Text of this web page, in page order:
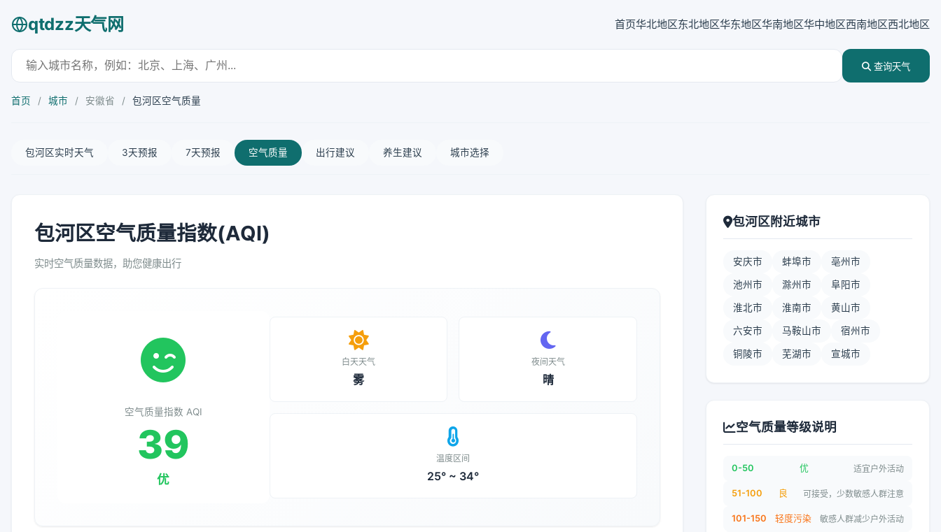
qtdzz天气网 首页华北地区东北地区华东地区华南地区华中地区西南地区西北地区
查询天气
首页 / 城市 / 安徽省 / 包河区空气质量
包河区实时天气 3天预报 7天预报 空气质量 出行建议 养生建议 城市选择
包河区空气质量指数(AQI)
实时空气质量数据，助您健康出行
空气质量指数 AQI
39
优
白天天气
雾
夜间天气
晴
温度区间
25° ~ 34°
包河区附近城市
安庆市 蚌埠市 亳州市
池州市 滁州市 阜阳市
淮北市 淮南市 黄山市
六安市 马鞍山市 宿州市
铜陵市 芜湖市 宣城市
空气质量等级说明
0-50 优 适宜户外活动
51-100 良 可接受，少数敏感人群注意
101-150 轻度污染 敏感人群减少户外活动